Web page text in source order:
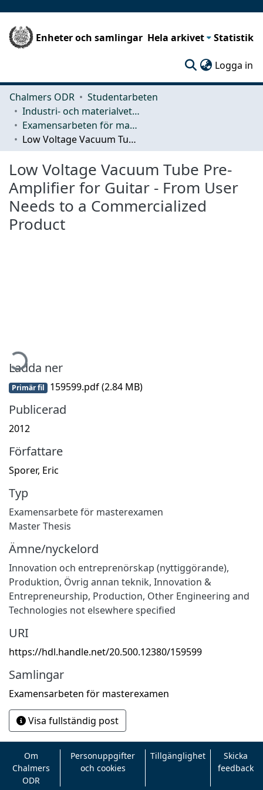
Enheter och samlingar Hela arkivet Statistik
Logga in
Chalmers ODR
Studentarbeten
Industri- och materialvetenskap (IMS)
Examensarbeten för masterexamen
Low Voltage Vacuum Tube Pre-Amplifier for Guitar - From User Needs to a Commercialized Product
Low Voltage Vacuum Tube Pre-
Amplifier for Guitar - From User
Needs to a Commercialized
Product
Ladda ner
Primär fil 159599.pdf(2.84 MB)
Publicerad
2012
Författare
Sporer, Eric
Typ
Examensarbete för masterexamen
Master Thesis
Ämne/nyckelord
Innovation och entreprenörskap (nyttiggörande),
Produktion, Övrig annan teknik, Innovation &
Entrepreneurship, Production, Other Engineering and
Technologies not elsewhere specified
URI
https://hdl.handle.net/20.500.12380/159599
Samlingar
Examensarbeten för masterexamen
Visa fullständig post
Om
Chalmers
ODR
Personuppgifter
och cookies
Tillgänglighet
Skicka
feedback